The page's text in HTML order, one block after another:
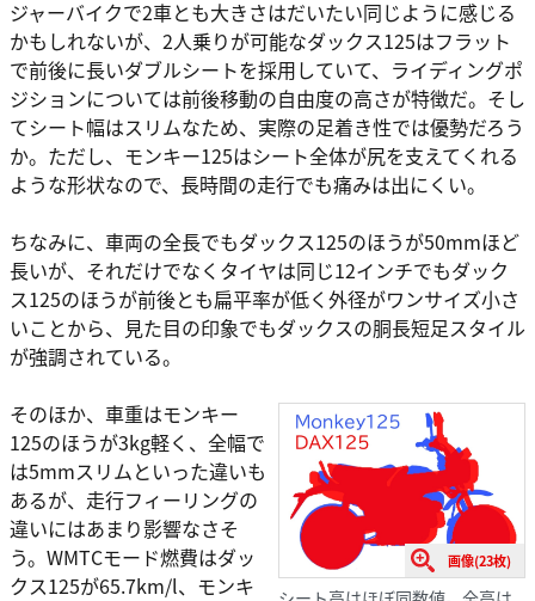
ジャーバイクで2車とも大きさはだいたい同じように感じる
かもしれないが、2人乗りが可能なダックス125はフラット
で前後に長いダブルシートを採用していて、ライディングポ
ジションについては前後移動の自由度の高さが特徴だ。そし
てシート幅はスリムなため、実際の足着き性では優勢だろう
か。ただし、モンキー125はシート全体が尻を支えてくれる
ような形状なので、長時間の走行でも痛みは出にくい。
ちなみに、車両の全長でもダックス125のほうが50mmほど
長いが、それだけでなくタイヤは同じ12インチでもダック
ス125のほうが前後とも扁平率が低く外径がワンサイズ小さ
いことから、見た目の印象でもダックスの胴長短足スタイル
が強調されている。
画像(23枚)
そのほか、車重はモンキー
125のほうが3kg軽く、全幅で
は5mmスリムといった違いも
あるが、走行フィーリングの
違いにはあまり影響なさそ
う。WMTCモード燃費はダッ
クス125が65.7km/l、モンキ